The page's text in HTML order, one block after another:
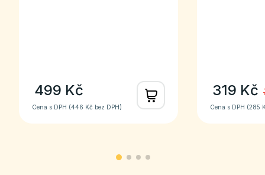
499 Kč
Cena s DPH (446 Kč bez DPH)
319 Kč
Cena s DPH (285